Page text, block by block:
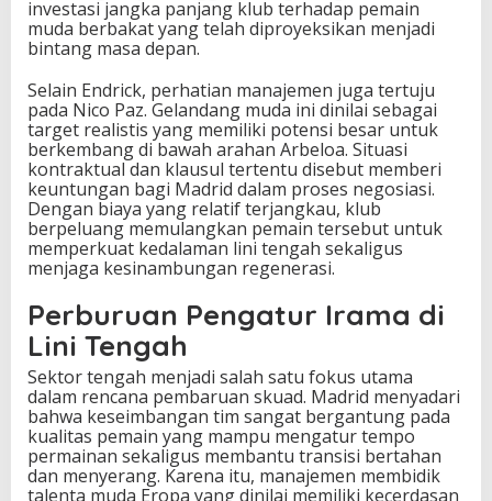
investasi jangka panjang klub terhadap pemain
muda berbakat yang telah diproyeksikan menjadi
bintang masa depan.
Selain Endrick, perhatian manajemen juga tertuju
pada Nico Paz. Gelandang muda ini dinilai sebagai
target realistis yang memiliki potensi besar untuk
berkembang di bawah arahan Arbeloa. Situasi
kontraktual dan klausul tertentu disebut memberi
keuntungan bagi Madrid dalam proses negosiasi.
Dengan biaya yang relatif terjangkau, klub
berpeluang memulangkan pemain tersebut untuk
memperkuat kedalaman lini tengah sekaligus
menjaga kesinambungan regenerasi.
Perburuan Pengatur Irama di
Lini Tengah
Sektor tengah menjadi salah satu fokus utama
dalam rencana pembaruan skuad. Madrid menyadari
bahwa keseimbangan tim sangat bergantung pada
kualitas pemain yang mampu mengatur tempo
permainan sekaligus membantu transisi bertahan
dan menyerang. Karena itu, manajemen membidik
talenta muda Eropa yang dinilai memiliki kecerdasan